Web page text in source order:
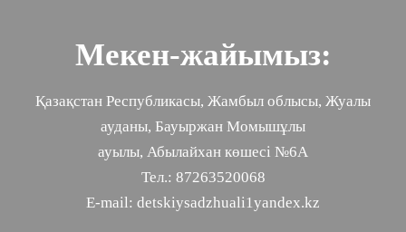
Мекен-жайымыз:
Қазақстан Республикасы, Жамбыл облысы, Жуалы
ауданы, Бауыржан Момышұлы
ауылы, Абылайхан көшесі №6А
Тел.: 87263520068
E-mail: detskiysadzhuali1yandex.kz